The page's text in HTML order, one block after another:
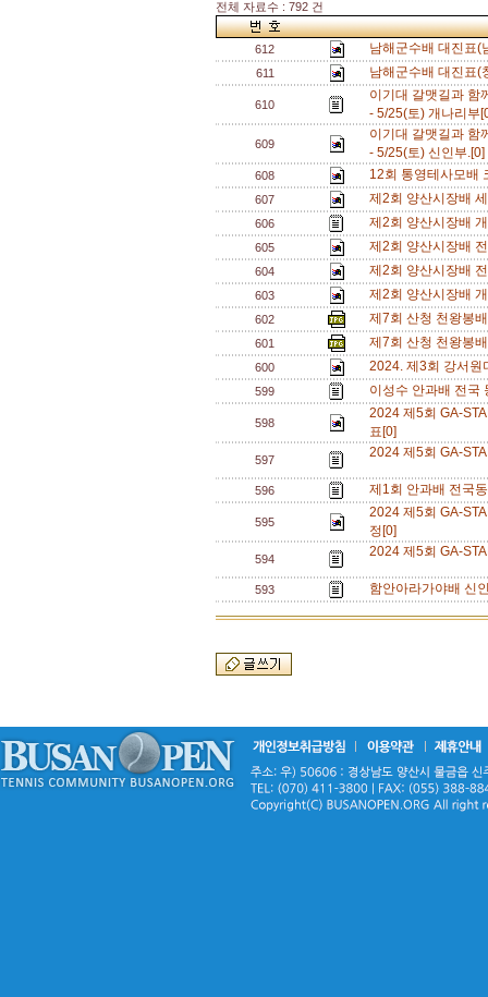
전체 자료수 : 792 건
612 남해군수배 대진표
611 남해군수배 대진표
610
이기대 갈맷길과 함
- 5/25(토) 개나리부
609
이기대 갈맷길과 함
- 5/25(토) 신인부
608 12회 통영테사모배
607 제2회 양산시장배
606 제2회 양산시장배
605 제2회 양산시장배
604 제2회 양산시장배
603 제2회 양산시장배
602 제7회 산청 천왕봉
601 제7회 산청 천왕봉
600 2024. 제3회 강서
599 이성수 안과배 전
598
2024 제5회 GA-
표[0]
597 2024 제5회 GA-
596 제1회 안과배 전국
595
2024 제5회 GA-
정[0]
594 2024 제5회 GA-
593 함안아라가야배 신